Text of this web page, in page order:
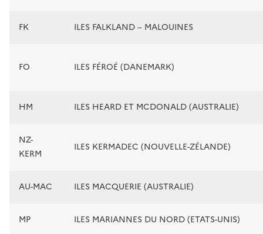
FK ILES FALKLAND – MALOUINES
FO ILES FÉROÉ (DANEMARK)
HM ILES HEARD ET MCDONALD (AUSTRALIE)
NZ-
KERM
ILES KERMADEC (NOUVELLE-ZÉLANDE)
AU-MAC ILES MACQUERIE (AUSTRALIE)
MP ILES MARIANNES DU NORD (ETATS-UNIS)